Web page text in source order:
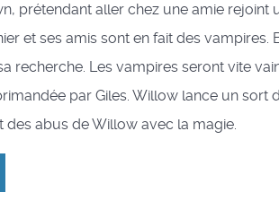
prétendant aller chez une amie rejoint
et ses amis sont en fait des vampires.
recherche. Les vampires seront vite
par Giles. Willow lance un sort
des abus de Willow avec la magie.